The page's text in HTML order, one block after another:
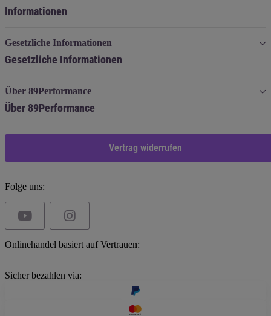
Informationen
Gesetzliche Informationen
Gesetzliche Informationen
Über 89Performance
Über 89Performance
Vertrag widerrufen
Folge uns:
Onlinehandel basiert auf Vertrauen:
Sicher bezahlen via: